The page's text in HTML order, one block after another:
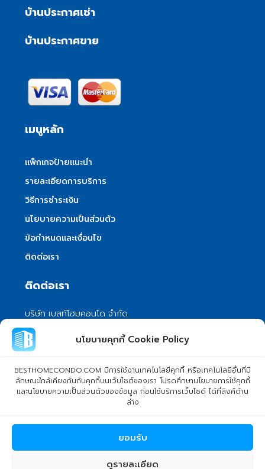
นโยบายคุกกี้ Cookie Policy
BESTHOMECONDO.COM มีการใช้งานเทคโนโลยีคุกกี้ หรือเทคโนโลยีอื่นที่มี
ลักษณะใกล้เคียงกันกับคุกกี้บนเว็บไซต์ของเรา โปรดศึกษานโยบายการใช้คุกกี้
และนโยบายความเป็นส่วนตัวของข้อมูล ก่อนใช้บริการเว็บไซต์ ได้ที่ลิงค์ด้าน
ล่าง
ยอมรับ
ดูรายละเอียด
บ้านประกาศเช่า
บ้านประกาศขาย
เมนูหลัก
แพ็กเกจป้ายแนะนำ
รายละเอียดการบริการ
วิธีการชำระเงิน
นโยบายความเป็นส่วนตัว
ข้อกำหนดและเงื่อนไข
ติดต่อเรา
ติดต่อเรา
บริษัท เบสท์โฮมคอนโด จำกัด
101/399 หมู่ 7 แขวงลําผักชี เขตหนองจอก
กรุงเทพมหานคร 10530
info@besthomecondo.com
© Copyright 2024 BESTHOMECONDO CO., LTD. - All rights